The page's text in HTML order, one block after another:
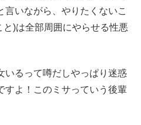
言いながら、やりたくないこ
)は全部周囲にやらせる性悪
いるって噂だしやっぱり迷惑
すよ！このミサっていう後輩